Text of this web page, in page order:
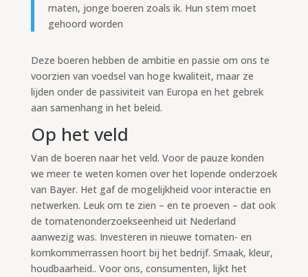
maten, jonge boeren zoals ik. Hun stem moet
gehoord worden
Deze boeren hebben de ambitie en passie om ons te
voorzien van voedsel van hoge kwaliteit, maar ze
lijden onder de passiviteit van Europa en het gebrek
aan samenhang in het beleid.
Op het veld
Van de boeren naar het veld. Voor de pauze konden
we meer te weten komen over het lopende onderzoek
van Bayer. Het gaf de mogelijkheid voor interactie en
netwerken. Leuk om te zien – en te proeven – dat ook
de tomatenonderzoekseenheid uit Nederland
aanwezig was. Investeren in nieuwe tomaten- en
komkommerrassen hoort bij het bedrijf. Smaak, kleur,
houdbaarheid.. Voor ons, consumenten, lijkt het